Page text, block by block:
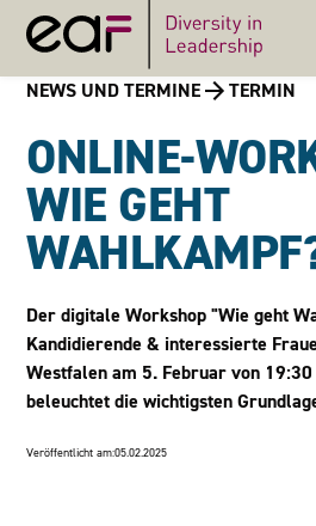
NEWS UND TERMINE TERMIN
ONLINE-
WIE GEHT
Der digitale Workshop "Wie geht
Kandidierende & interessierte
Westfalen am 5. Februar von
beleuchtet die wichtigsten
Veröffentlicht am:05.02.2025